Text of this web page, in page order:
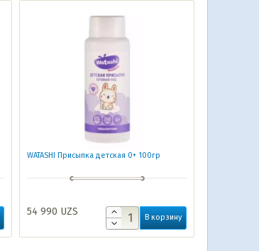
WATASHI Присыпка детская 0+ 100гр
54 990 UZS В корзину